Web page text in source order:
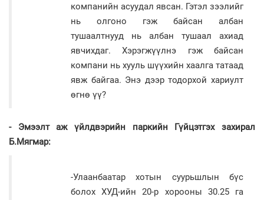
компанийн асуудал явсан. Гэтэл зээлийг
нь олгоно гэж байсан албан
тушаалтнууд нь албан тушаал ахиад
явчихдаг. Хэрэгжүүлнэ гэж байсан
компани нь хууль шүүхийн хаалга татаад
явж байгаа. Энэ дээр тодорхой хариулт
өгнө үү?
- Эмээлт аж үйлдвэрийн паркийн Гүйцэтгэх захирал
Б.Мягмар:
-Улаанбаатар хотын суурьшлын бүс
болох ХУД-ийн 20-р хорооны 30.25 га